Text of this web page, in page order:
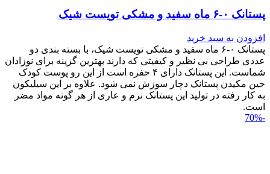
پستانک ۰-۶ ماه سفید و مشکی تویست شیک
افزودن به سبد خرید
پستانک ۰-۶ ماه سفید و مشکی تویست شیک، با بسته بندی دو
عددی طراحی بی نظیر و کیفیتی که دارند بهترین گزینه برای نوزادان
شماست. این پستانک دارای ۴ حفره است از این رو پوست کودک
حین مکیدن پستانک دچار سوزش نمی شود. علاوه بر این سیلیکون
به کار رفته در تولید این پستانک نرم و عاری از هر گونه مواد مضر
است.
-70%